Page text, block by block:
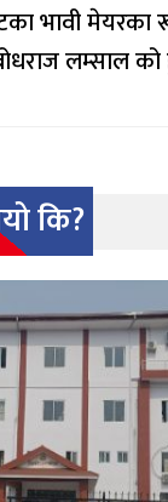
भावी मेयरका
लम्साल
कि?